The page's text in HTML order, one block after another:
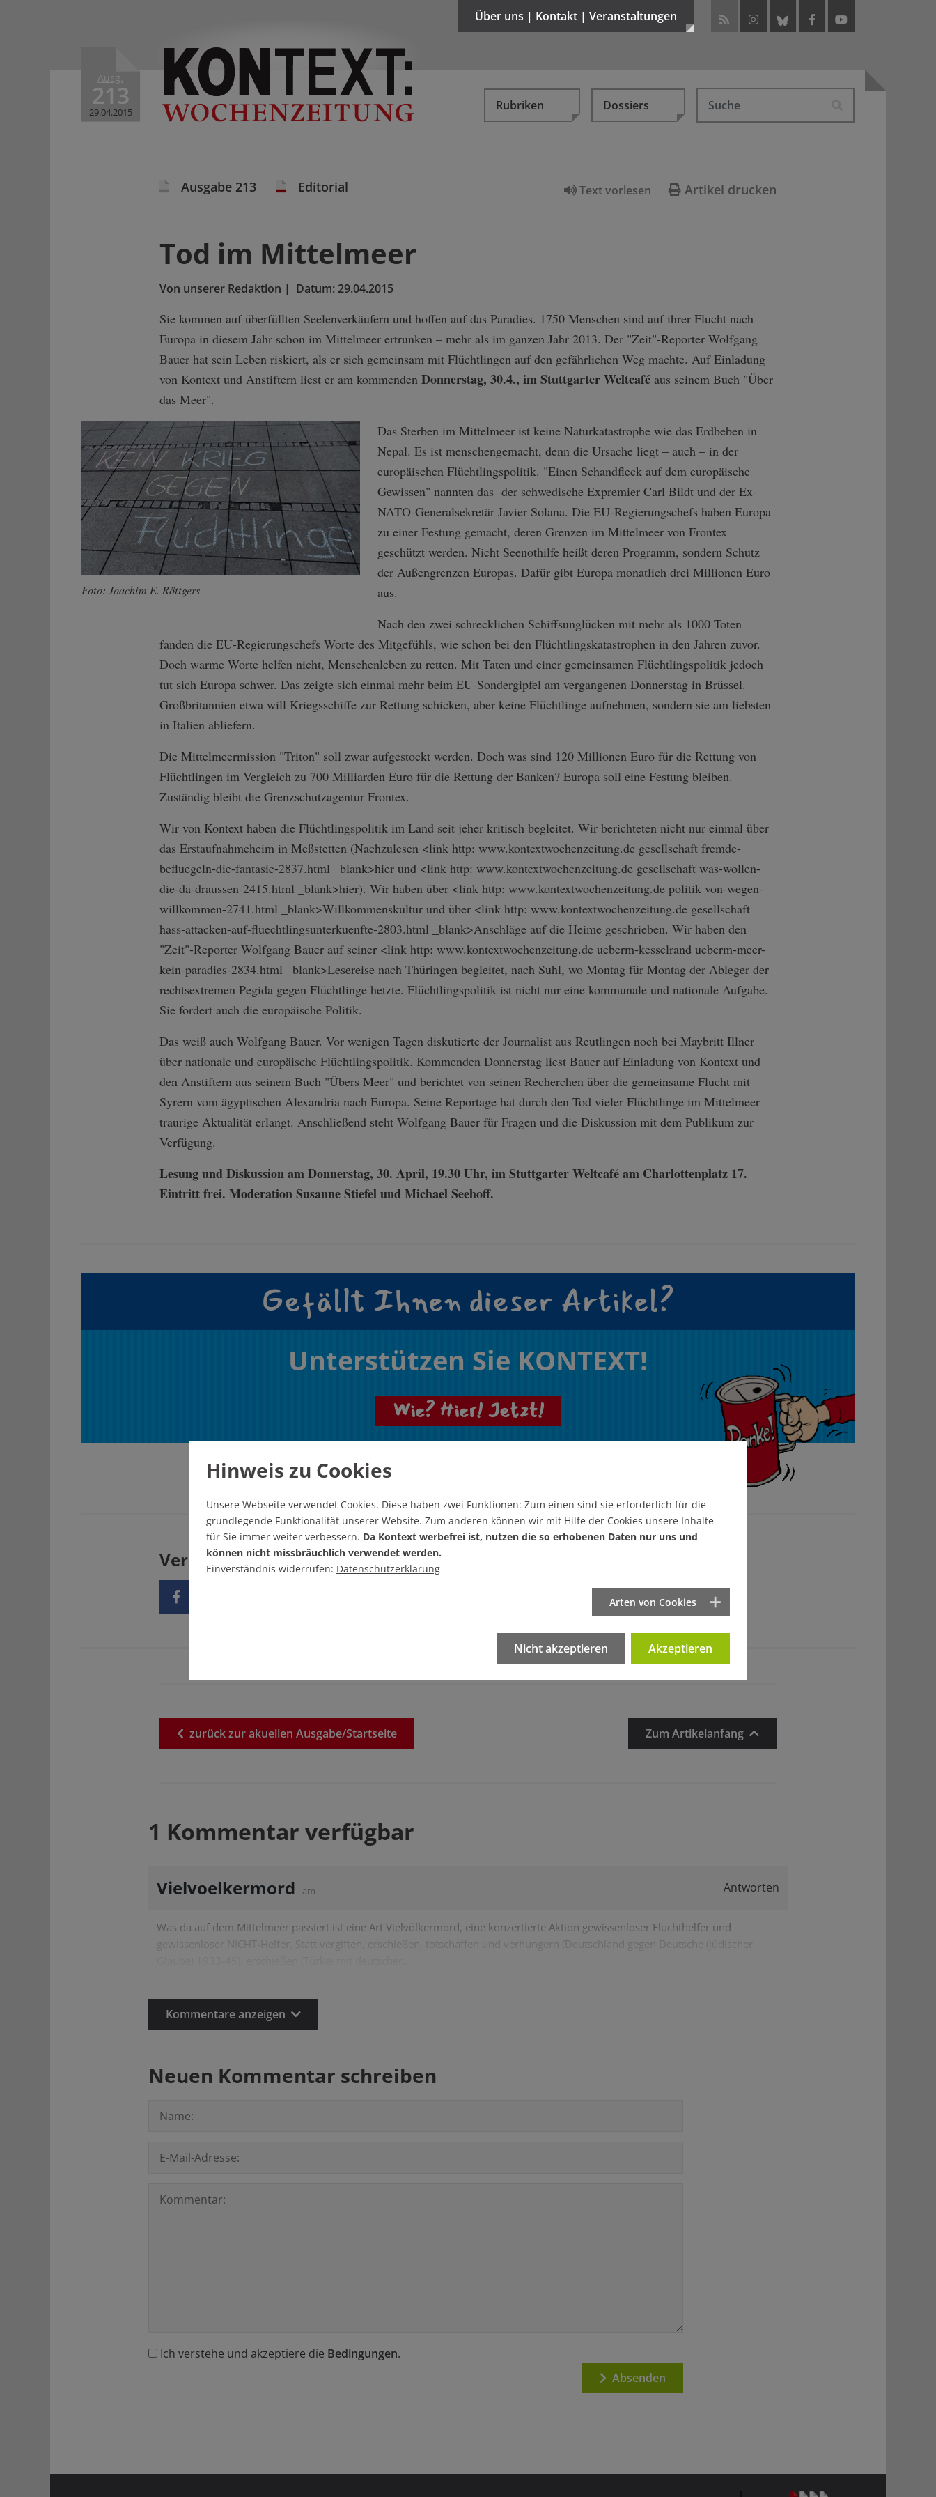
Ausg.
213
29.04.2015
Über uns | Kontakt | Veranstaltungen
Rubriken Dossiers
Text vorlesen Artikel drucken
Ausgabe 213 Editorial
Tod im Mittelmeer
Von unserer Redaktion | Datum:29.04.2015
Sie kommen auf überfüllten Seelenverkäufern und hoffen auf das Paradies. 1750 Menschen sind auf ihrer Flucht nach
Europa in diesem Jahr schon im Mittelmeer ertrunken – mehr als im ganzen Jahr 2013. Der "Zeit"-Reporter Wolfgang
Bauer hat sein Leben riskiert, als er sich gemeinsam mit Flüchtlingen auf den gefährlichen Weg machte. Auf Einladung
von Kontext und Anstiftern liest er am kommenden Donnerstag, 30.4., im Stuttgarter Weltcafé aus seinem Buch "Über
das Meer".
Foto: Joachim E. Röttgers
Das Sterben im Mittelmeer ist keine Naturkatastrophe wie das Erdbeben in
Nepal. Es ist menschengemacht, denn die Ursache liegt – auch – in der
europäischen Flüchtlingspolitik. "Einen Schandfleck auf dem europäische
Gewissen" nannten das der schwedische Expremier Carl Bildt und der Ex-
NATO-Generalsekretär Javier Solana. Die EU-Regierungschefs haben Europa
zu einer Festung gemacht, deren Grenzen im Mittelmeer von Frontex
geschützt werden. Nicht Seenothilfe heißt deren Programm, sondern Schutz
der Außengrenzen Europas. Dafür gibt Europa monatlich drei Millionen Euro
aus.
Nach den zwei schrecklichen Schiffsunglücken mit mehr als 1000 Toten
fanden die EU-Regierungschefs Worte des Mitgefühls, wie schon bei den Flüchtlingskatastrophen in den Jahren zuvor.
Doch warme Worte helfen nicht, Menschenleben zu retten. Mit Taten und einer gemeinsamen Flüchtlingspolitik jedoch
tut sich Europa schwer. Das zeigte sich einmal mehr beim EU-Sondergipfel am vergangenen Donnerstag in Brüssel.
Großbritannien etwa will Kriegsschiffe zur Rettung schicken, aber keine Flüchtlinge aufnehmen, sondern sie am liebsten
in Italien abliefern.
Die Mittelmeermission "Triton" soll zwar aufgestockt werden. Doch was sind 120 Millionen Euro für die Rettung von
Flüchtlingen im Vergleich zu 700 Milliarden Euro für die Rettung der Banken? Europa soll eine Festung bleiben.
Zuständig bleibt die Grenzschutzagentur Frontex.
Wir von Kontext haben die Flüchtlingspolitik im Land seit jeher kritisch begleitet. Wir berichteten nicht nur einmal über
das Erstaufnahmeheim in Meßstetten (Nachzulesen <link http: www.kontextwochenzeitung.de gesellschaft fremde-
befluege­ln-die-fantasie­-2837.html _blank>hier und <link http: www.kontextwochenzeitung.de gesellschaft was-wollen-
die-­da-draussen-241­5.html _blank>hier). Wir haben über <link http: www.kontextwochenzeitung.de politik von-wegen-
willk­ommen-2741.html _blank>Willkommenskultur und über <link http: www.kontextwochenzeitung.de gesellschaft
hass-attacken-a­uf-fluechtlings­unterkuenfte-28­03.html _blank>Anschläge auf die Heime geschrieben. Wir haben den
"Zeit"-Reporter Wolfgang Bauer auf seiner <link http: www.kontextwochenzeitung.de ueberm-kesselrand ueberm-meer-
kei­n-paradies-2834­.html _blank>Lesereise nach Thüringen begleitet, nach Suhl, wo Montag für Montag der Ableger der
rechtsextremen Pegida gegen Flüchtlinge hetzte. Flüchtlingspolitik ist nicht nur eine kommunale und nationale Aufgabe.
Sie fordert auch die europäische Politik.
Das weiß auch Wolfgang Bauer. Vor wenigen Tagen diskutierte der Journalist aus Reutlingen noch bei Maybritt Illner
über nationale und europäische Flüchtlingspolitik. Kommenden Donnerstag liest Bauer auf Einladung von Kontext und
den Anstiftern aus seinem Buch "Übers Meer" und berichtet von seinen Recherchen über die gemeinsame Flucht mit
Syrern vom ägyptischen Alexandria nach Europa. Seine Reportage hat durch den Tod vieler Flüchtlinge im Mittelmeer
traurige Aktualität erlangt. Anschließend steht Wolfgang Bauer für Fragen und die Diskussion mit dem Publikum zur
Verfügung.
Lesung und Diskussion am Donnerstag, 30. April, 19.30 Uhr, im Stuttgarter Weltcafé am Charlottenplatz 17.
Eintritt frei. Moderation Susanne Stiefel und Michael Seehoff.
Gefällt Ihnen dieser Artikel?
Unterstützen Sie KONTEXT!
Wie? Hier! Jetzt!
Verbreiten Sie unseren Artikel
zurückzurakuellen Ausgabe/Startseite Zum Artikelanfang
1 Kommentar verfügbar
Vielvoelkermord am Antworten
Was da auf dem Mittelmeer passiert ist eine Art Vielvölkermord, eine konzertierte Aktion gewissenloser Fluchthelfer und
gewissenloser NICHT-Helfer. Statt vergiften, erschießen, totschaffen und verhungern (Deutschland gegen Deutsche (jüdischer
Kommentare anzeigen
Neuen Kommentar schreiben
Ich verstehe und akzeptiere die Bedingungen.
Absenden
Hinweis zu Cookies
Unsere Webseite verwendet Cookies. Diese haben zwei Funktionen: Zum einen sind sie erforderlich für die
grundlegende Funktionalität unserer Website. Zum anderen können wir mit Hilfe der Cookies unsere Inhalte
für Sie immer weiter verbessern. Da Kontext werbefrei ist, nutzen die so erhobenen Daten nur uns und
können nicht missbräuchlich verwendet werden.
Einverständnis widerrufen: Datenschutzerklärung
Arten von Cookies
Nicht akzeptieren Akzeptieren